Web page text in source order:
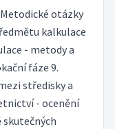
otázky
kalkulace
- metody a
fáze 9.
středisky a
- ocenění